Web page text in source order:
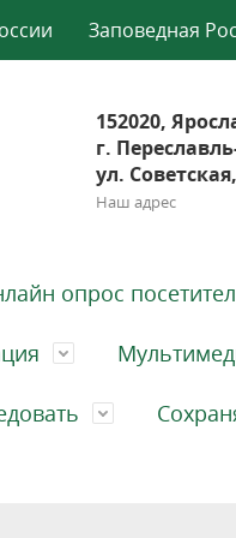
Заповедная
152020,
г.
ул.
Наш адрес
опрос